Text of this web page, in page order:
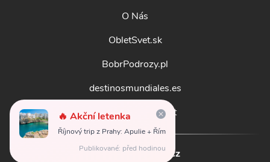
🔥 Akční letenka
Říjnový trip z Prahy: Apulie + Řím
Publikované: před hodinou
O Nás
ObletSvet.sk
BobrPodrozy.pl
destinosmundiales.es
guidadestinazioni.it
© 2026 obletsvet.cz